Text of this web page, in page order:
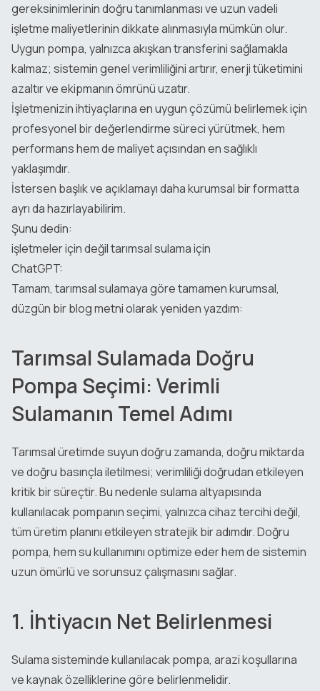
gereksinimlerinin doğru tanımlanması ve uzun vadeli
işletme maliyetlerinin dikkate alınmasıyla mümkün olur.
Uygun pompa, yalnızca akışkan transferini sağlamakla
kalmaz; sistemin genel verimliliğini artırır, enerji tüketimini
azaltır ve ekipmanın ömrünü uzatır.
İşletmenizin ihtiyaçlarına en uygun çözümü belirlemek için
profesyonel bir değerlendirme süreci yürütmek, hem
performans hem de maliyet açısından en sağlıklı
yaklaşımdır.
İstersen başlık ve açıklamayı daha kurumsal bir formatta
ayrı da hazırlayabilirim.
Şunu dedin:
işletmeler için değil tarımsal sulama için
ChatGPT:
Tamam, tarımsal sulamaya göre tamamen kurumsal,
düzgün bir blog metni olarak yeniden yazdım:
Tarımsal Sulamada Doğru
Pompa Seçimi: Verimli
Sulamanın Temel Adımı
Tarımsal üretimde suyun doğru zamanda, doğru miktarda
ve doğru basınçla iletilmesi; verimliliği doğrudan etkileyen
kritik bir süreçtir. Bu nedenle sulama altyapısında
kullanılacak pompanın seçimi, yalnızca cihaz tercihi değil,
tüm üretim planını etkileyen stratejik bir adımdır. Doğru
pompa, hem su kullanımını optimize eder hem de sistemin
uzun ömürlü ve sorunsuz çalışmasını sağlar.
1. İhtiyacın Net Belirlenmesi
Sulama sisteminde kullanılacak pompa, arazi koşullarına
ve kaynak özelliklerine göre belirlenmelidir.